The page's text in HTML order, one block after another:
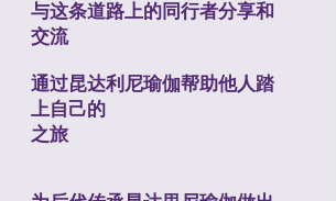
与这条道路上的同行者分享和
交流
通过昆达利尼瑜伽帮助他人踏
上自己的
之旅